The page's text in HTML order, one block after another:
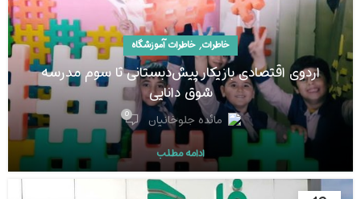
خاطرات, خاطرات آموزشگاه
اردوی اقتصادی بازیکار پیش‌دبستانی تا سوم مدرسه
شوق دانایی
مائده جلوخانیان 0
ادامه مطلب